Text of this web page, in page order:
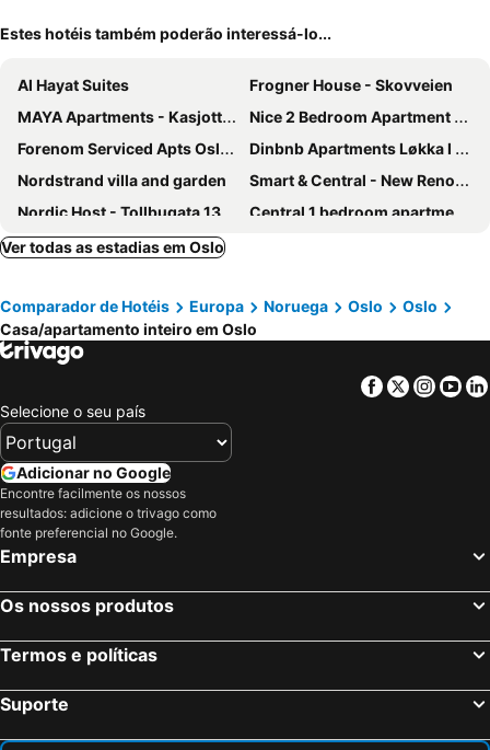
Estes hotéis também poderão interessá-lo...
Al Hayat Suites
Frogner House - Skovveien
MAYA Apartments - Kasjotten, Skjetten
Nice 2 Bedroom Apartment On Nordstrand By The Sea
Forenom Serviced Apts Oslo Majorstuen
Dinbnb Apartments Løkka I Penthouse With Private Rooftop I 2-bedrooms & 2-bathrooms
Nordstrand villa and garden
Smart & Central - New Renovated
Nordic Host - Tollbugata 13
Central 1 bedroom apartment NB!! Small room
Asleep in the Valley Villa
Small And Cheap - 6 Ppl - Super Central - Balcony
Villa Marikollen
Ver todas as estadias em Oslo
Comparador de Hotéis Europa Noruega Oslo
Oslo
Casa/apartamento inteiro em Oslo
Facebook
Twitter
Selecione o seu país
Adicionar no Google
Encontre facilmente os nossos
resultados: adicione o trivago como
fonte preferencial no Google.
Empresa
Os nossos produtos
Termos e políticas
Suporte